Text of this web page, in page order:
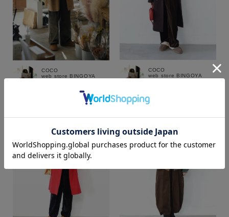
COCO
web store BINGOYA
COCO
web store BINGOYA